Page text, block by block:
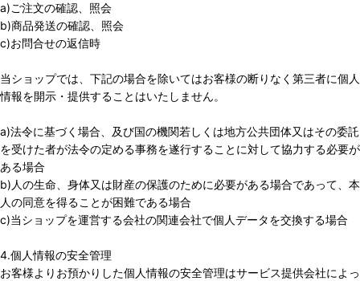
a)ご注文の確認、照会
b)商品発送の確認、照会
c)お問合せの返信時
当ショップでは、下記の場合を除いてはお客様の断りなく第三者に個人
情報を開示・提供することはいたしません。
a)法令に基づく場合、及び国の機関若しくは地方公共団体又はその委託
を受けた者が法令の定める事務を遂行することに対して協力する必要が
ある場合
b)人の生命、身体又は財産の保護のために必要がある場合であって、本
人の同意を得ることが困難である場合
c)当ショップを運営する会社の関連会社で個人データを交換する場合
4.個人情報の安全管理
お客様よりお預かりした個人情報の安全管理はサービス提供会社によっ